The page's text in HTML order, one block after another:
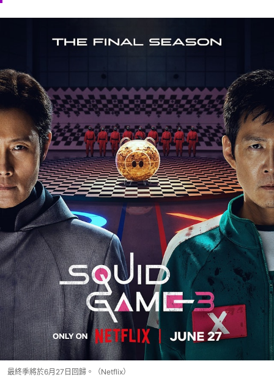
最終季將於6月27日回歸。（Netflix）